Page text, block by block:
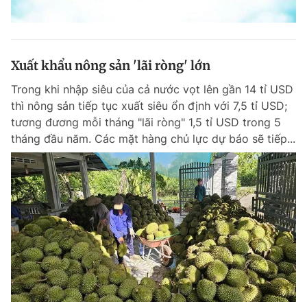
Xuất khẩu nông sản 'lãi ròng' lớn
Trong khi nhập siêu của cả nước vọt lên gần 14 tỉ USD
thì nông sản tiếp tục xuất siêu ổn định với 7,5 tỉ USD;
tương đương mỗi tháng "lãi ròng" 1,5 tỉ USD trong 5
tháng đầu năm. Các mặt hàng chủ lực dự báo sẽ tiếp...